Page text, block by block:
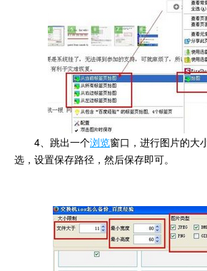
4、跳出一个浏览窗口，进行图片的大
选，设置保存路径，然后保存即可。